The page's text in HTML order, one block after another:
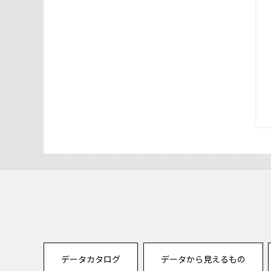
データカタログ データから見えるもの